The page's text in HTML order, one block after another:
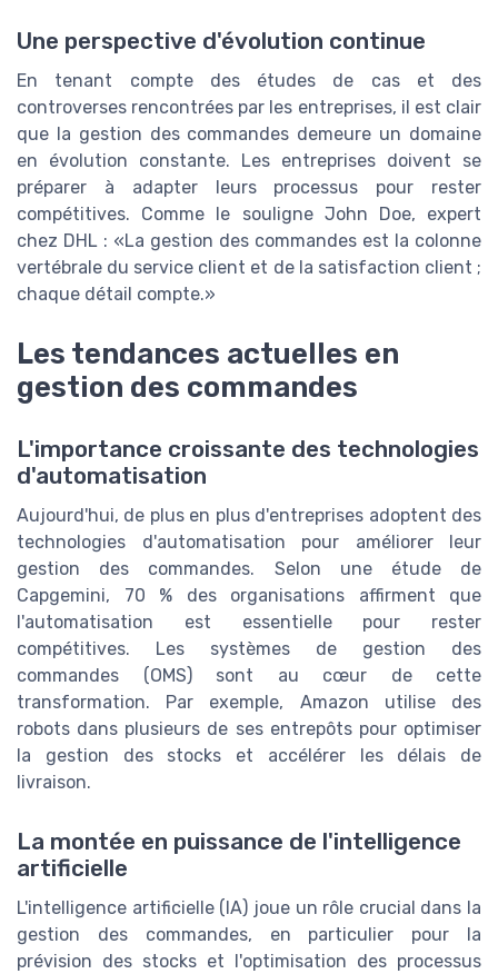
Une perspective d'évolution continue
En tenant compte des études de cas et des
controverses rencontrées par les entreprises, il est clair
que la gestion des commandes demeure un domaine
en évolution constante. Les entreprises doivent se
préparer à adapter leurs processus pour rester
compétitives. Comme le souligne John Doe, expert
chez DHL :
La gestion des commandes est la colonne
vertébrale du service client et de la satisfaction client ;
chaque détail compte.
Les tendances actuelles en
gestion des commandes
L'importance croissante des technologies
d'automatisation
Aujourd'hui, de plus en plus d'entreprises adoptent des
technologies d'automatisation pour améliorer leur
gestion des commandes. Selon une étude de
Capgemini, 70 % des organisations affirment que
l'automatisation est essentielle pour rester
compétitives. Les systèmes de gestion des
commandes (OMS) sont au cœur de cette
transformation. Par exemple, Amazon utilise des
robots dans plusieurs de ses entrepôts pour optimiser
la gestion des stocks et accélérer les délais de
livraison.
La montée en puissance de l'intelligence
artificielle
L'intelligence artificielle (IA) joue un rôle crucial dans la
gestion des commandes, en particulier pour la
prévision des stocks et l'optimisation des processus